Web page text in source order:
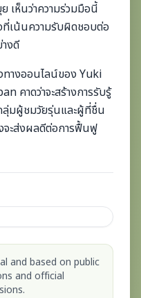
เห็นว่าความร่วมมือนี้
เน้นความรับผิดชอบต่อ
งดี
างออนไลน์ของ Yuki
คาดว่าจะสร้างการรับรู้
ลุ่มผู้ชมวัยรุ่นและผู้ที่ชื่น
ะส่งผลดีต่อการฟื้นฟู
and based on public
and official